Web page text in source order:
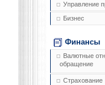
Управление
Бизнес
Финансы
Валютные
обращение
Страхование